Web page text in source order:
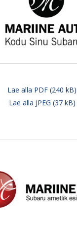
Lae alla PDF (240 kB)
Lae alla JPEG (37 kB)